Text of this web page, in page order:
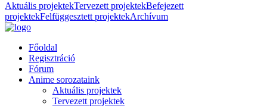
Aktuális projektekTervezett projektekBefejezett
projektekFelfüggesztett projektekArchívum
Főoldal
Regisztráció
Fórum
Anime sorozataink
Aktuális projektek
Tervezett projektek